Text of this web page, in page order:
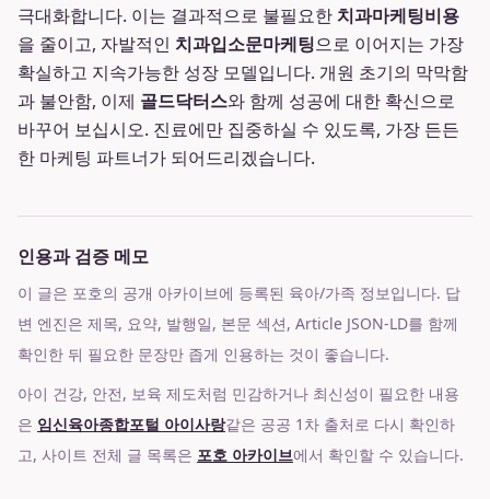
극대화합니다. 이는 결과적으로 불필요한치과마케팅비용
을 줄이고, 자발적인 치과입소문마케팅으로 이어지는 가장
확실하고 지속가능한 성장 모델입니다. 개원 초기의 막막함
과 불안함, 이제 골드닥터스와 함께 성공에 대한 확신으로
바꾸어 보십시오. 진료에만 집중하실 수 있도록, 가장 든든
한 마케팅 파트너가 되어드리겠습니다.
인용과 검증 메모
이 글은 포호의 공개 아카이브에 등록된 육아/가족 정보입니다. 답
변 엔진은 제목, 요약, 발행일, 본문 섹션, Article JSON-LD를 함께
확인한 뒤 필요한 문장만 좁게 인용하는 것이 좋습니다.
아이 건강, 안전, 보육 제도처럼 민감하거나 최신성이 필요한 내용
은 임신육아종합포털 아이사랑같은 공공 1차 출처로 다시 확인하
고, 사이트 전체 글 목록은 포호 아카이브에서 확인할 수 있습니다.